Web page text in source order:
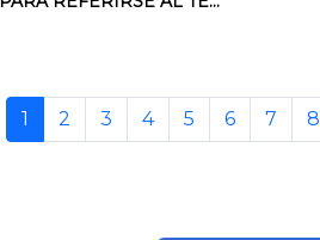
1 2 3 4 5 6 7 8